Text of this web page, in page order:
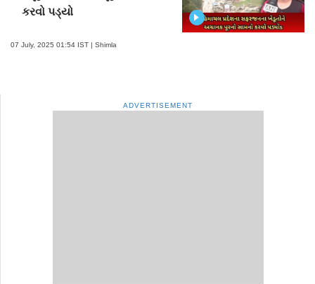
કરવો પડ્યો
07 July, 2025 01:54 IST | Shimla
ADVERTISEMENT